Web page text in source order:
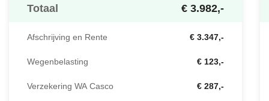
Totaal € 3.982,-
Afschrijving en Rente € 3.347,-
Wegenbelasting € 123,-
Verzekering WA Casco € 287,-